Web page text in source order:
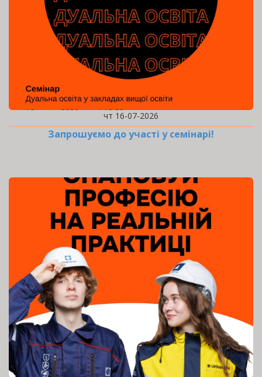
чт 16-07-2026
Запрошуємо до участі у семінарі!